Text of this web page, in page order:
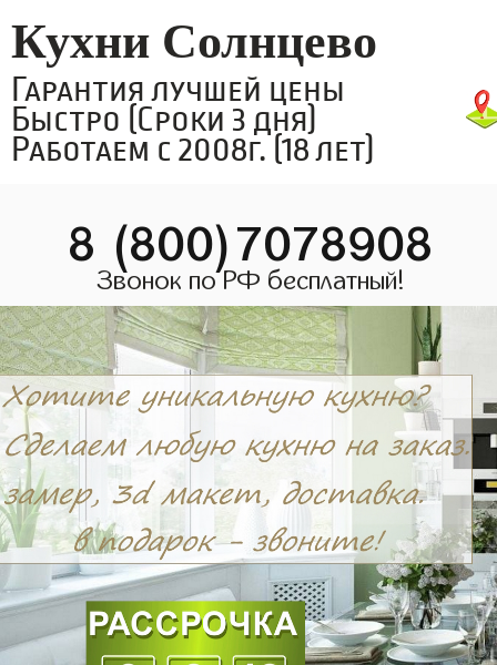
Кухни Солнцево
Гарантия лучшей цены
Быстро (Сроки 3 дня)
Работаем с 2008г. (18 лет)
8 (800)7078908
Звонок по РФ бесплатный!